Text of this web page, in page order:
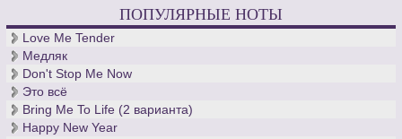
ПОПУЛЯРНЫЕ НОТЫ
Love Me Tender
Медляк
Don't Stop Me Now
Это всё
Bring Me To Life (2 варианта)
Happy New Year